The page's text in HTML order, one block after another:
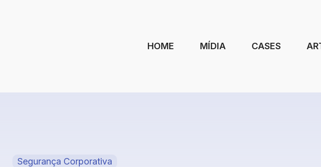
HOME MÍDIA CASES
Segurança Corporativa